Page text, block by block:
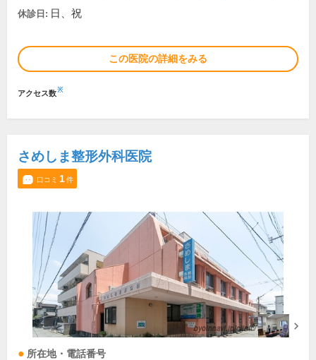
休診日: 日、祝
この医院の詳細をみる
アクセス数※
さめしま整形外科医院
口コミ 1件
所在地・電話番号